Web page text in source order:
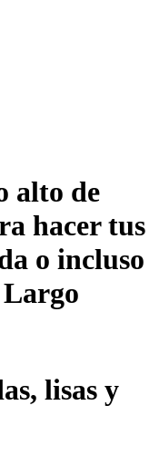
alto de
hacer tus
o incluso
lisas y